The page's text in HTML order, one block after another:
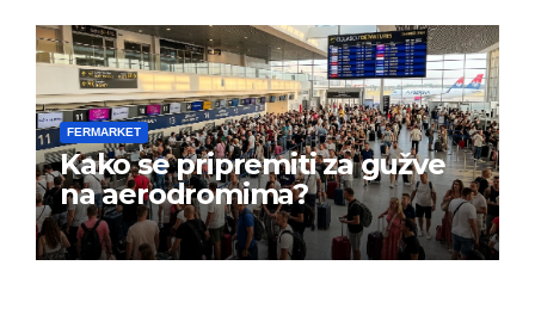
FERMARKET
Kako se pripremiti za gužve
na aerodromima?